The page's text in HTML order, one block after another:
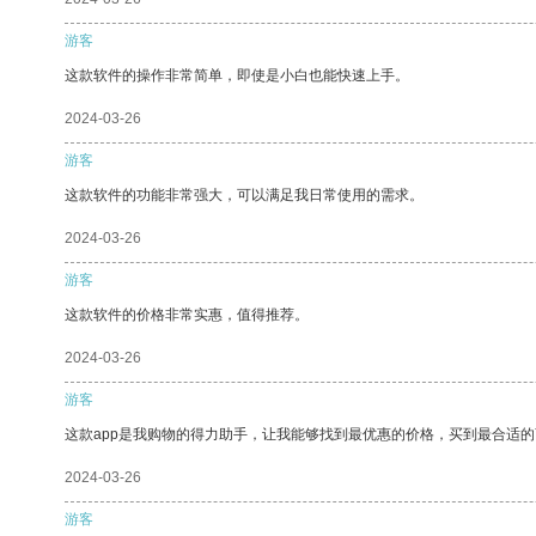
游客
这款软件的操作非常简单，即使是小白也能快速上手。
2024-03-26
游客
这款软件的功能非常强大，可以满足我日常使用的需求。
2024-03-26
游客
这款软件的价格非常实惠，值得推荐。
2024-03-26
游客
这款app是我购物的得力助手，让我能够找到最优惠的价格，买到最合适
2024-03-26
游客